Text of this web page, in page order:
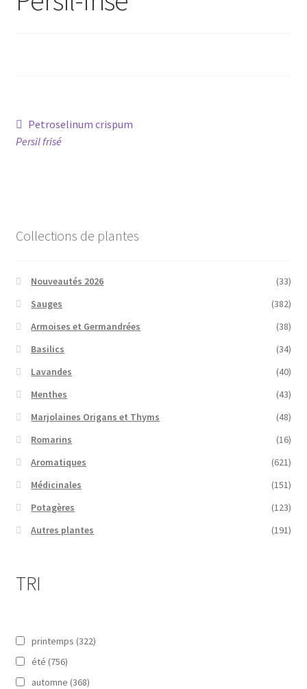
Avis GOOGLE
Navigation
de
Article
précédent :
Petroselinum crispum
Persil frisé
Collections de plantes
Nouveautés 2026
(33)
Sauges
(382)
Armoises et Germandrées
(38)
Basilics
(34)
Lavandes
(40)
Menthes
(43)
Marjolaines Origans et Thyms
(48)
Romarins
(16)
Aromatiques
(621)
Médicinales
(151)
Potagères
(123)
Autres plantes
(191)
TRI
printemps (322)
été (756)
automne (368)